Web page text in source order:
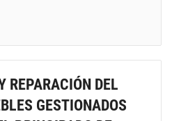
REPARACIÓN DEL
GESTIONADOS